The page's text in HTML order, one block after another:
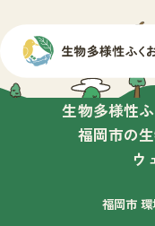
生物多様性
福岡市の
ウ
福岡市